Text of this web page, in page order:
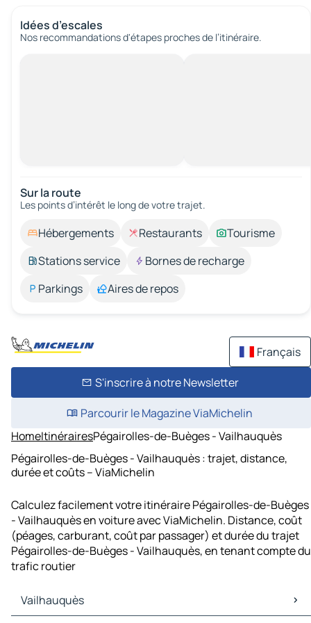
Idées d’escales
Nos recommandations d'étapes proches de l’itinéraire.
Sur la route
Les points d’intérêt le long de votre trajet.
Hébergements Restaurants
Tourisme
Stations service
Bornes de recharge
Parkings
Aires de repos
Français
S'inscrire à notre Newsletter
Parcourir le Magazine ViaMichelin
HomeItinérairesPégairolles-de-Buèges - Vailhauquès
Pégairolles-de-Buèges - Vailhauquès : trajet, distance,
durée et coûts – ViaMichelin
Calculez facilement votre itinéraire Pégairolles-de-Buèges
- Vailhauquès en voiture avec ViaMichelin. Distance, coût
(péages, carburant, coût par passager) et durée du trajet
Pégairolles-de-Buèges - Vailhauquès, en tenant compte du
trafic routier
Vailhauquès